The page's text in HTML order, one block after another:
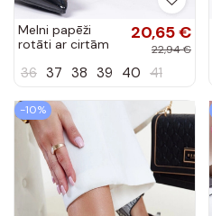
Melni papēži
rotāti ar cirtām
20,65 €
22,94 €
36 37 38 39 40 41
-10%